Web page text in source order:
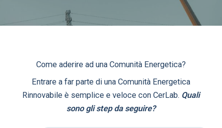
Come aderire ad una Comunità Energetica?
Entrare a far parte di una Comunità Energetica
Rinnovabile è semplice e veloce con CerLab. Quali
sono gli step da seguire?